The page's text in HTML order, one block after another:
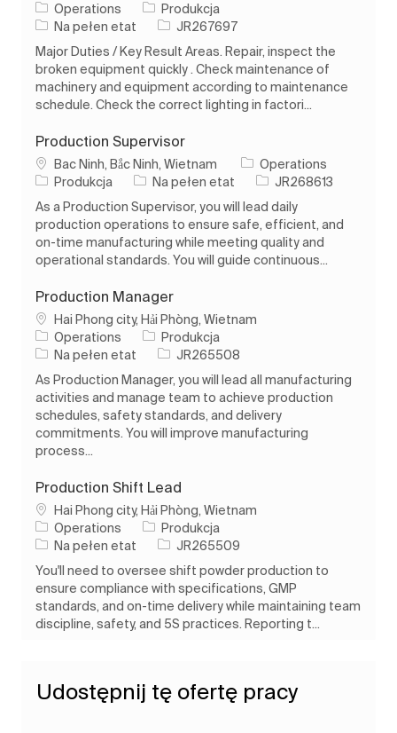
Operations
Kategoria
Produkcja
Rodzaj pracy
Na pełen etat Identyfikator zadania
JR267697
Major Duties / Key Result Areas. Repair, inspect the
broken equipment quickly . Check maintenance of
machinery and equipment according to maintenance
schedule. Check the correct lighting in factori...
Production Supervisor
Lokalizacja
Bac Ninh, Bắc Ninh, Wietnam
Operations
Kategoria
Produkcja Rodzaj pracy
Na pełen etat Identyfikator zadania
JR268613
As a Production Supervisor, you will lead daily
production operations to ensure safe, efficient, and
on-time manufacturing while meeting quality and
operational standards. You will guide continuous...
Production Manager
Lokalizacja
Hai Phong city, Hải Phòng, Wietnam
Operations
Kategoria
Produkcja
Rodzaj pracy
Na pełen etat Identyfikator zadania
JR265508
As Production Manager, you will lead all manufacturing
activities and manage team to achieve production
schedules, safety standards, and delivery
commitments. You will improve manufacturing
process...
Production Shift Lead
Lokalizacja
Hai Phong city, Hải Phòng, Wietnam
Operations
Kategoria
Produkcja
Rodzaj pracy
Na pełen etat Identyfikator zadania
JR265509
You'll need to oversee shift powder production to
ensure compliance with specifications, GMP
standards, and on-time delivery while maintaining team
discipline, safety, and 5S practices. Reporting t...
Udostępnij tę ofertę pracy